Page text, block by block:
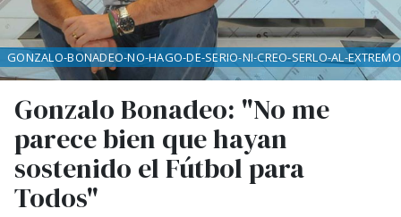
Gonzalo Bonadeo: "No me
parece bien que hayan
sostenido el Fútbol para
Todos"
GONZALO-BONADEO-NO-HAGO-DE-SERIO-NI-CREO-SERLO-AL-EXTREMO